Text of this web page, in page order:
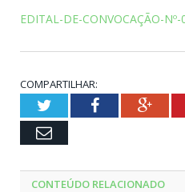
EDITAL-DE-CONVOCAÇÃO-
COMPARTILHAR:
TwitterFacebook
Email
CONTEÚDO RELACIONADO